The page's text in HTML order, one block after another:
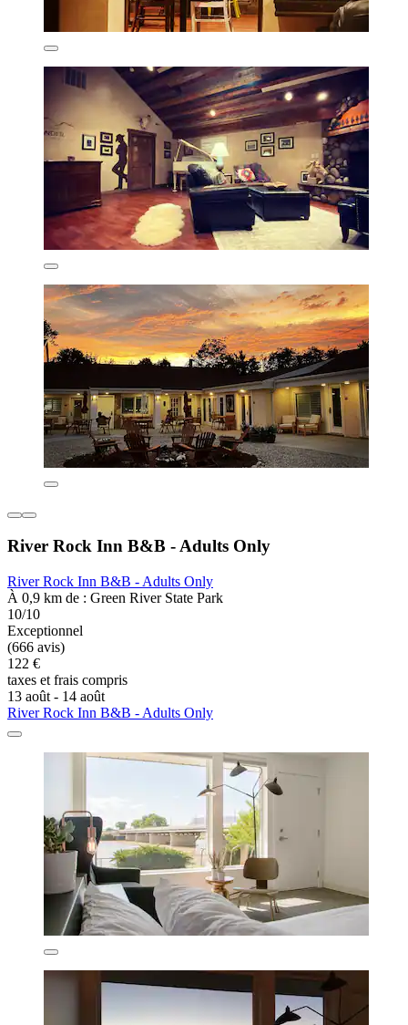
River Rock Inn B&B - Adults Only
River Rock Inn B&B - Adults Only
À 0,9 km de : Green River State Park
10/10
Exceptionnel
(666 avis)
122 €
taxes et frais compris
13 août - 14 août
River Rock Inn B&B - Adults Only